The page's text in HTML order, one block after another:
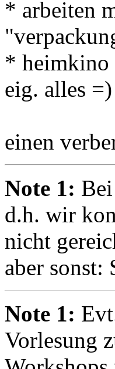
* arbeiten
* heimkino
eig. alles =)
einen
Note 1:
d.h. wir
nicht
aber sonst:
Note 1:
Vorlesung